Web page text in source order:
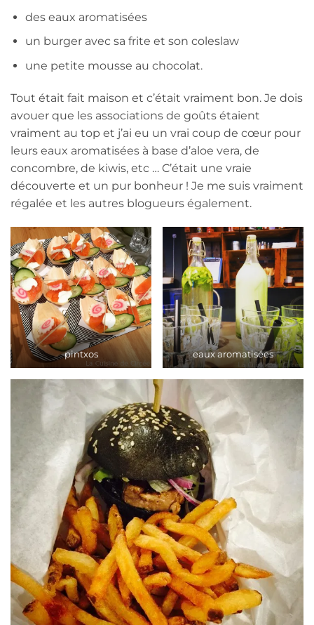
des eaux aromatisées
un burger avec sa frite et son coleslaw
une petite mousse au chocolat.
Tout était fait maison et c’était vraiment bon. Je dois
avouer que les associations de goûts étaient
vraiment au top et j’ai eu un vrai coup de cœur pour
leurs eaux aromatisées à base d’aloe vera, de
concombre, de kiwis, etc … C’était une vraie
découverte et un pur bonheur ! Je me suis vraiment
régalée et les autres blogueurs également.
pintxos eaux aromatisées